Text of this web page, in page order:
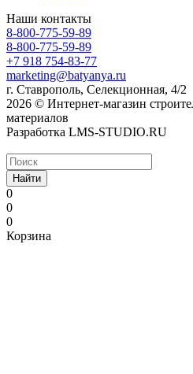
Наши контакты
8-800-775-59-89
8-800-775-59-89
+7 918 754-83-77
marketing@batyanya.ru
г. Ставрополь, Селекционная, 4/2
2026 © Интернет-магазин
материалов
Разработка LMS-STUDIO.RU
Найти
0
0
0
Корзина